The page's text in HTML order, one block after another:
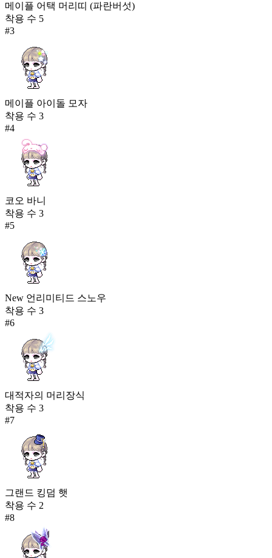
메이플 어택 머리띠 (파란버섯)
착용 수 5
#3
메이플 아이돌 모자
착용 수 3
#4
코오 바니
착용 수 3
#5
New 언리미티드 스노우
착용 수 3
#6
대적자의 머리장식
착용 수 3
#7
그랜드 킹덤 햇
착용 수 2
#8